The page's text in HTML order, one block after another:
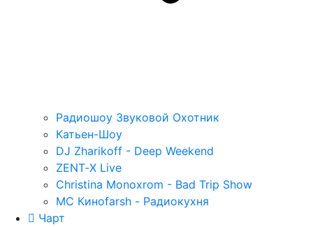
Радиошоу Звуковой Охотник
Катьен-Шоу
DJ Zharikoff - Deep Weekend
ZENT‑X Live
Christina Monoxrom - Bad Trip Show
MC Киноfarsh - Радиокухня
Чарт